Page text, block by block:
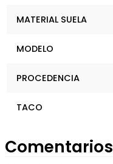
MATERIAL SUELA
MODELO
PROCEDENCIA
TACO
Comentarios